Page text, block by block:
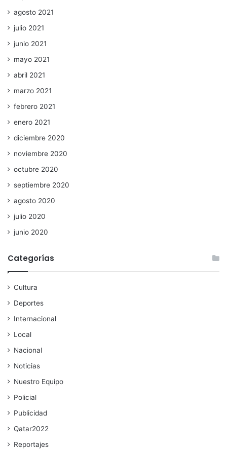
agosto 2021
julio 2021
junio 2021
mayo 2021
abril 2021
marzo 2021
febrero 2021
enero 2021
diciembre 2020
noviembre 2020
octubre 2020
septiembre 2020
agosto 2020
julio 2020
junio 2020
Categorías
Cultura
Deportes
Internacional
Local
Nacional
Noticias
Nuestro Equipo
Policial
Publicidad
Qatar2022
Reportajes